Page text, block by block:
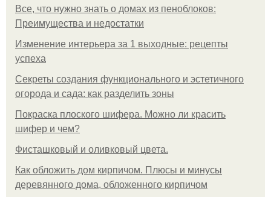
Все, что нужно знать о домах из пеноблоков:
Преимущества и недостатки
Изменение интерьера за 1 выходные: рецепты
успеха
Секреты создания функционального и эстетичного
огорода и сада: как разделить зоны
Покраска плоского шифера. Можно ли красить
шифер и чем?
Фисташковый и оливковый цвета.
Как обложить дом кирпичом. Плюсы и минусы
деревянного дома, обложенного кирпичом